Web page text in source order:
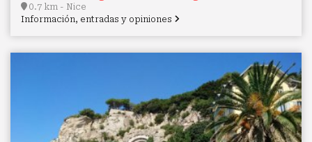
0.7 km - Nice
Información, entradas y opiniones